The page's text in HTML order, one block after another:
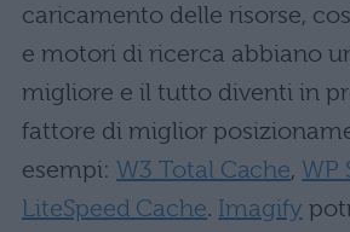
caricamento delle risorse,
e motori di ricerca abbiano
migliore e il tutto diventi in
fattore di miglior
esempi: W3 Total Cache,WP
LiteSpeed Cache. Imagify